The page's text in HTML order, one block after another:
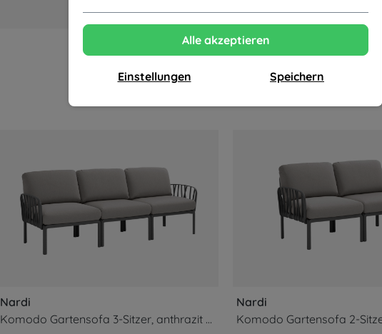
Nardi
Komodo Gartensofa 3-Sitzer, anthrazit / grigio
Nardi
Alle akzeptieren
Einstellungen Speichern